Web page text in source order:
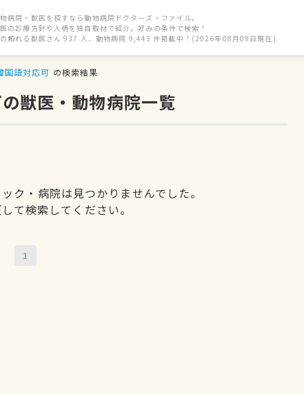
病院・獣医を探すなら動物病院ドクターズ・ファイル。
の診療方針や人柄を独自取材で紹介。好みの条件で検索！
頼れる獣医さん 937 人、動物病院 9,443 件掲載中！(2026年08月09日現在)
国語対応可 の検索結果
獣医・動物病院一覧
ク・病院は見つかりませんでした。
て検索してください。
1